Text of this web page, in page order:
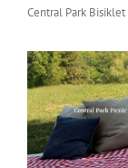
Central Park